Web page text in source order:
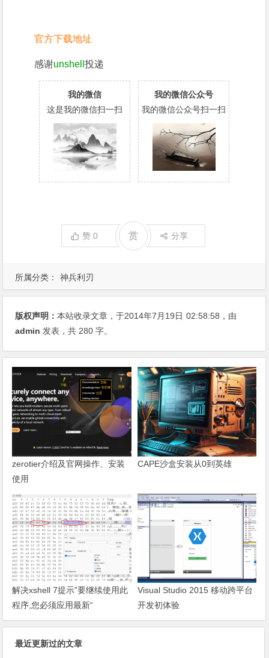
所属分类： 神兵利刃
官方下载地址
感谢unshell投递
我的微信
这是我的微信扫一扫
我的微信公众号
我的微信公众号扫一扫
赞0 赏 分享
版权声明：本站收录文章，于2014年7月19日 02:58:58 ，由
admin 发表，共 280 字。
zerotier介绍及官网操作、安装
使用
CAPE沙盒安装从0到英雄
解决xshell 7提示”要继续使用此
程序,您必须应用最新“
Visual Studio 2015 移动跨平台
开发初体验
最近更新过的文章